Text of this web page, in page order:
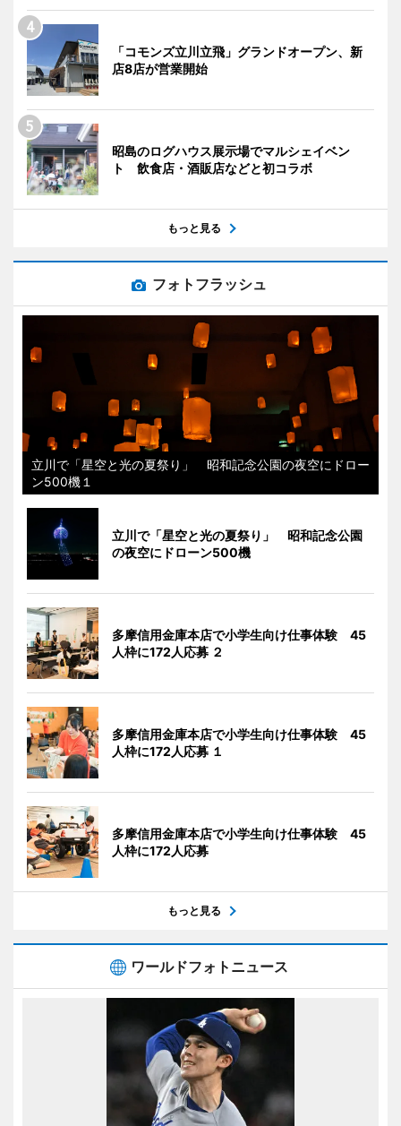
「コモンズ立川立飛」グランドオープン、新
店8店が営業開始
昭島のログハウス展示場でマルシェイベン
ト 飲食店・酒販店などと初コラボ
もっと見る
フォトフラッシュ
立川で「星空と光の夏祭り」 昭和記念公園の夜空にドロー
ン500機１
立川で「星空と光の夏祭り」 昭和記念公園
の夜空にドローン500機
多摩信用金庫本店で小学生向け仕事体験 45
人枠に172人応募 ２
多摩信用金庫本店で小学生向け仕事体験 45
人枠に172人応募 １
多摩信用金庫本店で小学生向け仕事体験 45
人枠に172人応募
もっと見る
ワールドフォトニュース